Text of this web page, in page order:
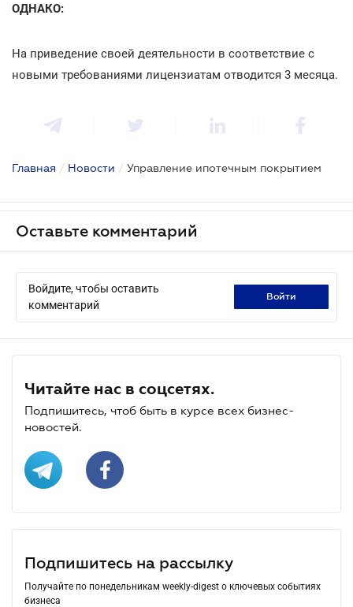
ОДНАКО:
На приведение своей деятельности в соответствие с
новыми требованиями лицензиатам отводится 3 месяца.
Главная / Новости / Управление ипотечным покрытием
Оставьте комментарий
Войдите, чтобы оставить
комментарий
войти
Читайте нас в соцсетях.
Подпишитесь, чтоб быть в курсе всех бизнес-
новостей.
Подпишитесь на рассылку
Получайте по понедельникам weekly-digest о ключевых событиях
бизнеса